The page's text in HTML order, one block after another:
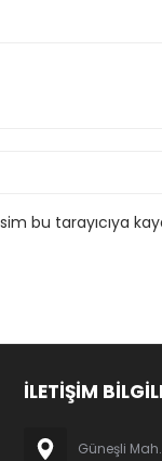
bu tarayıcıya
İLETİŞİM
Güneşli